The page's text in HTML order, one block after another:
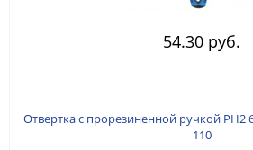
54.30 руб.
Отвертка с прорезиненной ручкой
110